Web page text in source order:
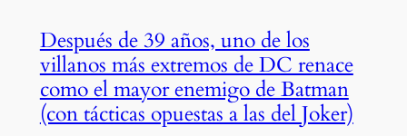
Después de 39 años, uno de los
villanos más extremos de DC renace
como el mayor enemigo de Batman
(con tácticas opuestas a las del Joker)